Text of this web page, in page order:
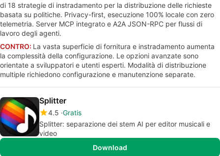
di 18 strategie di instradamento per la distribuzione delle richieste
basata su politiche. Privacy-first, esecuzione 100% locale con zero
telemetria. Server MCP integrato e A2A JSON-RPC per flussi di
lavoro degli agenti.
CONTRO: La vasta superficie di fornitura e instradamento aumenta
la complessità della configurazione. Le opzioni avanzate sono
orientate a sviluppatori e utenti esperti. Modalità di distribuzione
multiple richiedono configurazione e manutenzione separate.
Splitter
4.5 Gratis
Splitter: separazione dei stem AI per editor musicali e
video
Download